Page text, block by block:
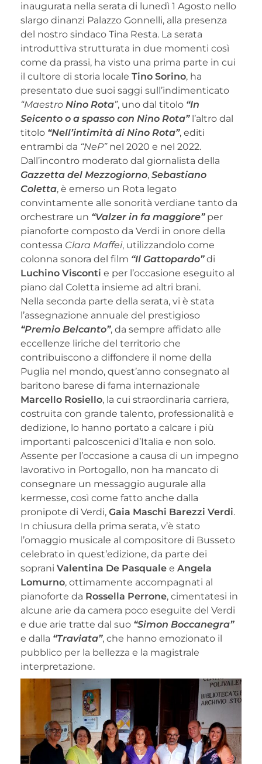
inaugurata nella serata di lunedì 1 Agosto nello
slargo dinanzi Palazzo Gonnelli, alla presenza
del nostro sindaco Tina Resta. La serata
introduttiva strutturata in due momenti così
come da prassi, ha visto una prima parte in cui
il cultore di storia locale Tino Sorino, ha
presentato due suoi saggi sull’indimenticato
“Maestro Nino Rota”, uno dal titolo “In
Seicento o a spasso con Nino Rota”l’altro dal
titolo “Nell’intimità di Nino Rota”, editi
entrambi da “NeP”nel 2020 e nel 2022.
Dall’incontro moderato dal giornalista della
Gazzetta del Mezzogiorno, Sebastiano
Coletta, è emerso un Rota legato
convintamente alle sonorità verdiane tanto da
orchestrare un “Valzer in fa maggiore”per
pianoforte composto da Verdi in onore della
contessa Clara Maffei, utilizzandolo come
colonna sonora del film “Il Gattopardo”di
Luchino Visconti e per l’occasione eseguito al
piano dal Coletta insieme ad altri brani.
Nella seconda parte della serata, vi è stata
l’assegnazione annuale del prestigioso
“Premio Belcanto”, da sempre affidato alle
eccellenze liriche del territorio che
contribuiscono a diffondere il nome della
Puglia nel mondo, quest’anno consegnato al
baritono barese di fama internazionale
Marcello Rosiello, la cui straordinaria carriera,
costruita con grande talento, professionalità e
dedizione, lo hanno portato a calcare i più
importanti palcoscenici d’Italia e non solo.
Assente per l’occasione a causa di un impegno
lavorativo in Portogallo, non ha mancato di
consegnare un messaggio augurale alla
kermesse, così come fatto anche dalla
pronipote di Verdi, Gaia Maschi Barezzi Verdi.
In chiusura della prima serata, v’è stato
l’omaggio musicale al compositore di Busseto
celebrato in quest’edizione, da parte dei
soprani Valentina De Pasquale e Angela
Lomurno, ottimamente accompagnati al
pianoforte da Rossella Perrone, cimentatesi in
alcune arie da camera poco eseguite del Verdi
e due arie tratte dal suo “Simon Boccanegra”
e dalla “Traviata”, che hanno emozionato il
pubblico per la bellezza e la magistrale
interpretazione.